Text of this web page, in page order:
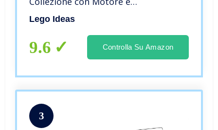
Alimentazione, 21323
Lego Ideas
9.6 Controlla Su Amazon
3